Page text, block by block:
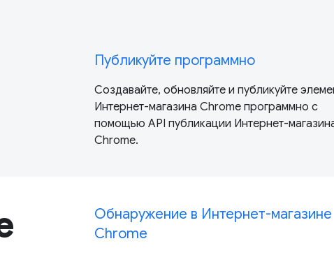
Публикуйте программно
Создавайте, обновляйте и публикуйте
Интернет-магазина Chrome программно с
помощью API публикации Интернет-
Chrome.
Обнаружение в Интернет-магазине
Chrome